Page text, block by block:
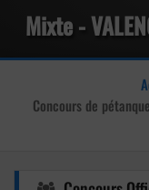
Mixte -
Concours de pétanque